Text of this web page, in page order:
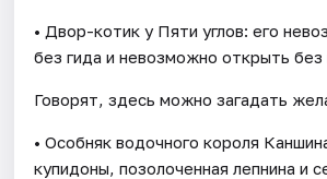
• Двор-котик у Пяти углов: его
без гида и невозможно открыть без
Говорят, здесь можно загадать
• Особняк водочного короля
купидоны, позолоченная лепнина и